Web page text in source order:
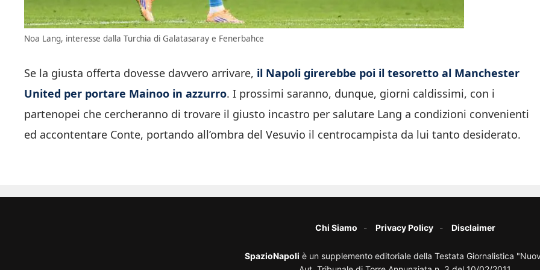
Noa Lang, interesse dalla Turchia di Galatasaray e Fenerbahce
Se la giusta offerta dovesse davvero arrivare, il Napoli girerebbe poi il tesoretto al Manchester
United per portare Mainoo in azzurro. I prossimi saranno, dunque, giorni caldissimi, con i
partenopei che cercheranno di trovare il giusto incastro per salutare Lang a condizioni convenienti
ed accontentare Conte, portando all’ombra del Vesuvio il centrocampista da lui tanto desiderato.
Chi Siamo Privacy Policy Disclaimer
SpazioNapoli è un supplemento editoriale della Testata Giornalistica